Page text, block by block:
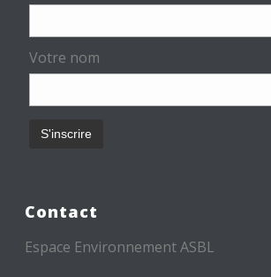
Votre nom
Contact
Espace Environnement ASBL